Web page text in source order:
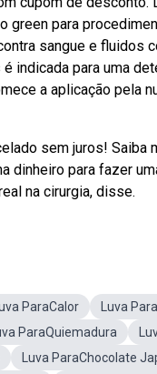
green para
sangue e fluidos
indicada para uma
a aplicação pela
sem juros! Saiba
para fazer
na cirurgia, disse.
ParaCalor
Luva
ParaQuiemadura
Luva ParaChocolate